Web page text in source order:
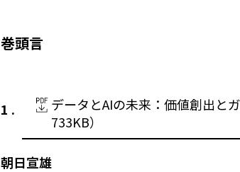
巻頭言
データとAIの未来：価値創出と
733KB）
朝日宣雄